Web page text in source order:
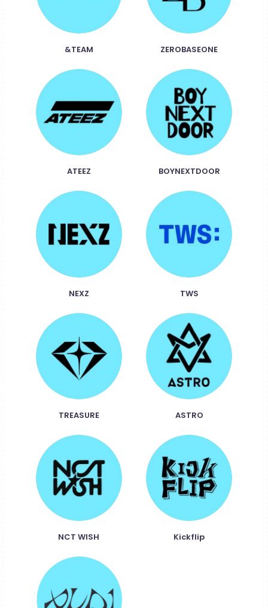
&TEAM ZEROBASEONE
ATEEZ BOYNEXTDOOR
NEXZ TWS
TREASURE ASTRO
NCT WISH Kickflip